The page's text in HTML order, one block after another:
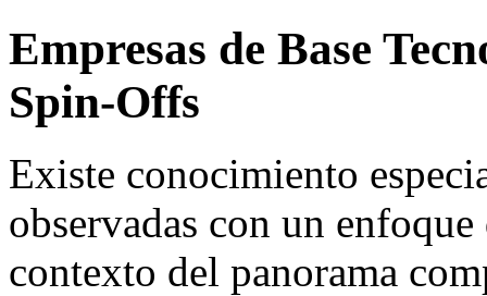
Empresas de Base
Spin-Offs
Existe conocimiento
observadas con un
contexto del panorama